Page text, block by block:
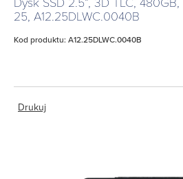
25, A12.25DLWC.0040B
Kod produktu: A12.25DLWC.0040B
Drukuj